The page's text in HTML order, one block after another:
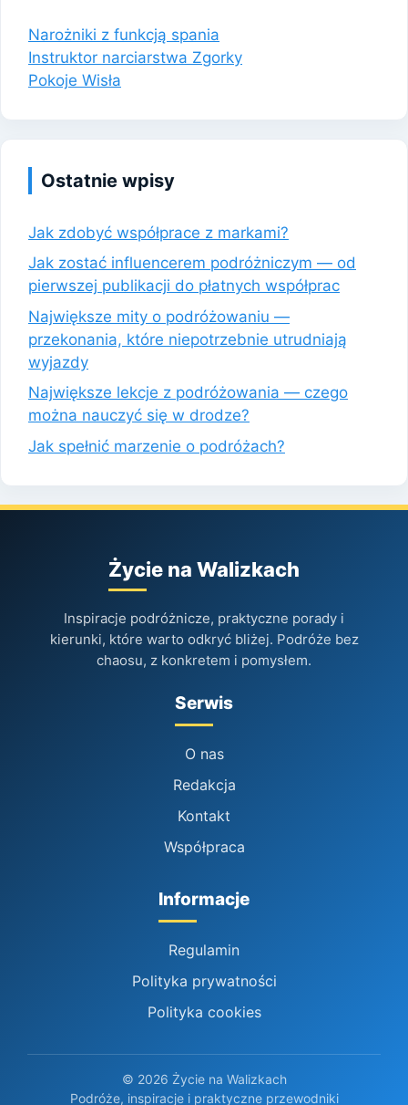
Narożniki z funkcją spania
Instruktor narciarstwa Zgorky
Pokoje Wisła
Ostatnie wpisy
Jak zdobyć współprace z markami?
Jak zostać influencerem podróżniczym — od
pierwszej publikacji do płatnych współprac
Największe mity o podróżowaniu —
przekonania, które niepotrzebnie utrudniają
wyjazdy
Największe lekcje z podróżowania — czego
można nauczyć się w drodze?
Jak spełnić marzenie o podróżach?
Życie na Walizkach
Inspiracje podróżnicze, praktyczne porady i
kierunki, które warto odkryć bliżej. Podróże bez
chaosu, z konkretem i pomysłem.
Serwis
O nas
Redakcja
Kontakt
Współpraca
Informacje
Regulamin
Polityka prywatności
Polityka cookies
© 2026 Życie na Walizkach
Podróże, inspiracje i praktyczne przewodniki